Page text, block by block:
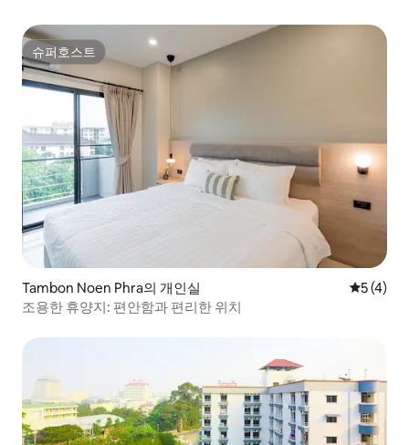
슈퍼호스트
슈퍼호스트
Tambon Noen Phra의 개인실 평점 5점
5 (4)
조용한 휴양지: 편안함과 편리한 위치